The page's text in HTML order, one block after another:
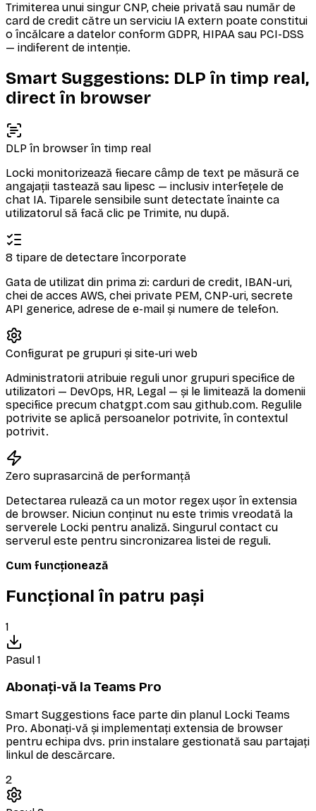
Trimiterea unui singur CNP, cheie privată sau număr de
card de credit către un serviciu IA extern poate constitui
o încălcare a datelor conform GDPR, HIPAA sau PCI-DSS
— indiferent de intenție.
Smart Suggestions: DLP în timp real,
direct în browser
DLP în browser în timp real
Locki monitorizează fiecare câmp de text pe măsură ce
angajații tastează sau lipesc — inclusiv interfețele de
chat IA. Tiparele sensibile sunt detectate înainte ca
utilizatorul să facă clic pe Trimite, nu după.
8 tipare de detectare încorporate
Gata de utilizat din prima zi: carduri de credit, IBAN-uri,
chei de acces AWS, chei private PEM, CNP-uri, secrete
API generice, adrese de e-mail și numere de telefon.
Configurat pe grupuri și site-uri web
Administratorii atribuie reguli unor grupuri specifice de
utilizatori — DevOps, HR, Legal — și le limitează la domenii
specifice precum chatgpt.com sau github.com. Regulile
potrivite se aplică persoanelor potrivite, în contextul
potrivit.
Zero suprasarcină de performanță
Detectarea rulează ca un motor regex ușor în extensia
de browser. Niciun conținut nu este trimis vreodată la
serverele Locki pentru analiză. Singurul contact cu
serverul este pentru sincronizarea listei de reguli.
Cum funcționează
Funcțional în patru pași
1
Pasul 1
Abonați-vă la Teams Pro
Smart Suggestions face parte din planul Locki Teams
Pro. Abonați-vă și implementați extensia de browser
pentru echipa dvs. prin instalare gestionată sau partajați
linkul de descărcare.
2